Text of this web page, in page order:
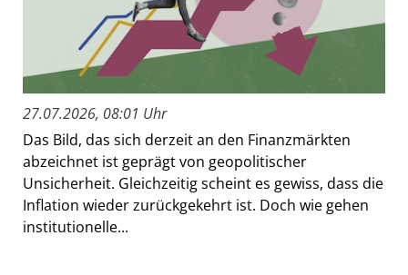
27.07.2026, 08:01 Uhr
Das Bild, das sich derzeit an den Finanzmärkten
abzeichnet ist geprägt von geopolitischer
Unsicherheit. Gleichzeitig scheint es gewiss, dass die
Inflation wieder zurückgekehrt ist. Doch wie gehen
institutionelle...